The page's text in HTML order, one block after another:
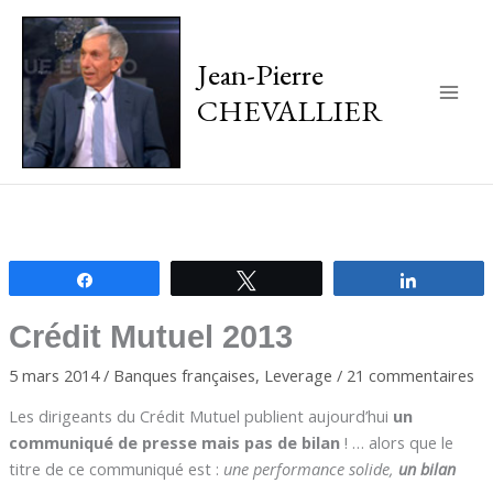
Jean-Pierre
CHEVALLIER
Crédit Mutuel 2013
5 mars 2014/ Banques françaises, Leverage / 21 commentaires
Les dirigeants du Crédit Mutuel publient aujourd’hui un
communiqué de presse mais pas de bilan ! … alors que le
titre de ce communiqué est : une performance solide, un bilan